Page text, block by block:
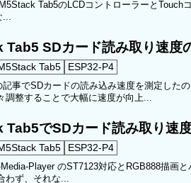
Tab5のLCDコントローラーとTouch
...
Tab5 SDカード読み取り速度
Tab5 ESP32-P4
記事でSDカードの読み込み速度を測定した
調整することで大幅に速度が向上...
Tab5でSDカード読み取り速
Tab5 ESP32-P4
Player のST7123対応とRGB888描画
わず、それな...